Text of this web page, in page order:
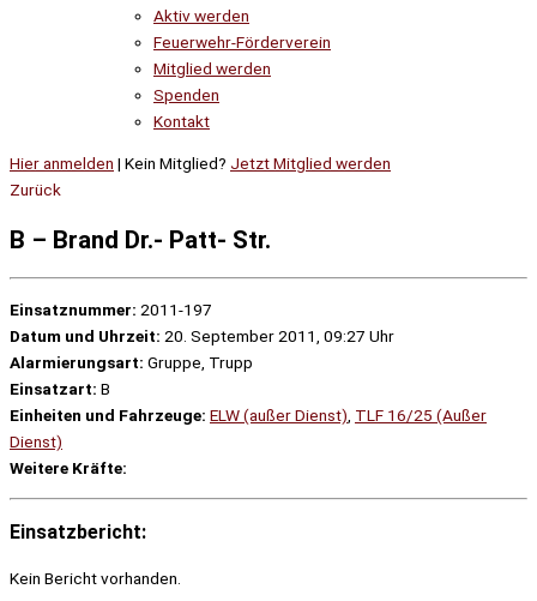
Aktiv werden
Feuerwehr-Förderverein
Mitglied werden
Spenden
Kontakt
Hier anmelden | Kein Mitglied? Jetzt Mitglied werden
Zurück
B – Brand Dr.- Patt- Str.
Einsatznummer: 2011-197
Datum und Uhrzeit: 20. September 2011, 09:27 Uhr
Alarmierungsart: Gruppe, Trupp
Einsatzart: B
Einheiten und Fahrzeuge: ELW (außer Dienst) TLF 16/25 (Außer
Dienst)
Weitere Kräfte:
Einsatzbericht:
Kein Bericht vorhanden.